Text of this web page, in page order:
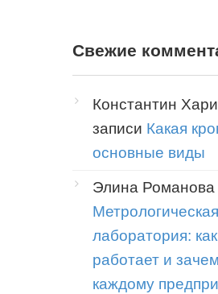
Свежие
Константин
записи Какая
основные виды
Элина Романова
Метрологическая
лаборатория:
работает и
каждому